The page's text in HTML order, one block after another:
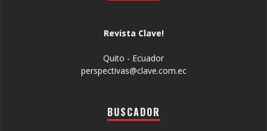
Revista Clave!
Quito - Ecuador
perspectivas@clave.com.ec
BUSCADOR